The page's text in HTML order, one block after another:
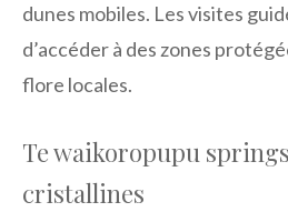
dunes mobiles. Les visites
d’accéder à des zones
flore locales.
Te waikoropupu
cristallines